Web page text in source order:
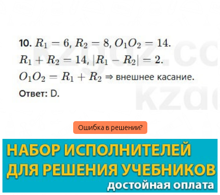
Ошибка в решении?